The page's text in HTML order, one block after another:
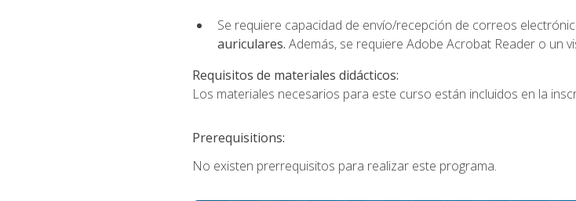
Se requiere capacidad de envío/recepción de correos
auriculares. Además, se requiere Adobe Acrobat Reader o un
Requisitos de materiales didácticos:
Los materiales necesarios para este curso están incluidos en la
Prerequisitions:
No existen prerrequisitos para realizar este programa.